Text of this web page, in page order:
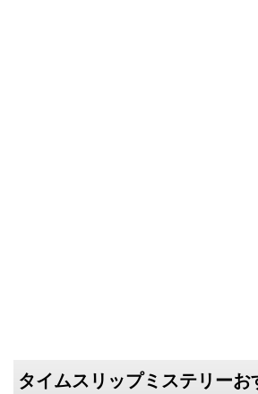
タイムスリップミステリーお